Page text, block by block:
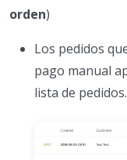
orden)
Los pedidos
pago manual
lista de pedidos.